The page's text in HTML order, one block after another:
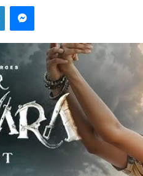
LinkedInMessenger